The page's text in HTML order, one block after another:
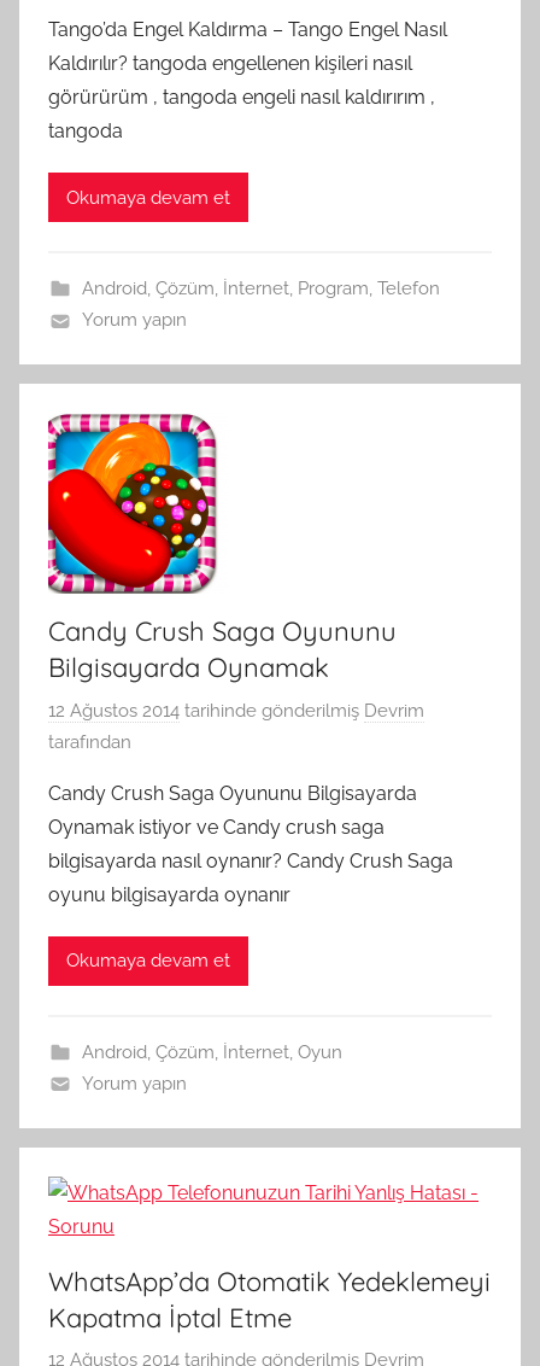
Tango’da Engel Kaldırma – Tango Engel Nasıl
Kaldırılır? tangoda engellenen kişileri nasıl
görürürüm , tangoda engeli nasıl kaldırırım ,
tangoda
Okumaya devam et
Android, Çözüm, İnternet, Program, Telefon
Yorum yapın
Candy Crush Saga Oyununu
Bilgisayarda Oynamak
12 Ağustos 2014 tarihinde gönderilmiş Devrim
tarafından
Candy Crush Saga Oyununu Bilgisayarda
Oynamak istiyor ve Candy crush saga
bilgisayarda nasıl oynanır? Candy Crush Saga
oyunu bilgisayarda oynanır
Okumaya devam et
Android Çözüm İnternet, Oyun
Yorum yapın
WhatsApp’da Otomatik Yedeklemeyi
Kapatma İptal Etme
12 Ağustos 2014 tarihinde gönderilmiş Devrim